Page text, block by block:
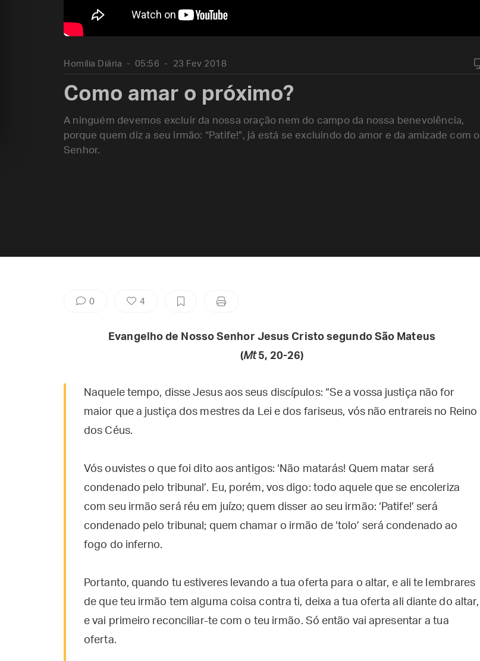
Homilia Diária 05:56 23 Fev 2018
Como amar o próximo?
A ninguém devemos excluir da nossa oração nem do campo da nossa benevolência,
porque quem diz a seu irmão: “Patife!”, já está se excluindo do amor e da amizade com o
Senhor.
0 4
Evangelho de Nosso Senhor Jesus Cristo segundo São Mateus
(Mt5, 20-26)
Naquele tempo, disse Jesus aos seus discípulos: “Se a vossa justiça não for
maior que a justiça dos mestres da Lei e dos fariseus, vós não entrareis no Reino
dos Céus.
Vós ouvistes o que foi dito aos antigos: ‘Não matarás! Quem matar será
condenado pelo tribunal’. Eu, porém, vos digo: todo aquele que se encoleriza
com seu irmão será réu em juízo; quem disser ao seu irmão: ‘Patife!’ será
condenado pelo tribunal; quem chamar o irmão de ‘tolo’ será condenado ao
fogo do inferno.
Portanto, quando tu estiveres levando a tua oferta para o altar, e ali te lembrares
de que teu irmão tem alguma coisa contra ti, deixa a tua oferta ali diante do altar,
e vai primeiro reconciliar-te com o teu irmão. Só então vai apresentar a tua
oferta.